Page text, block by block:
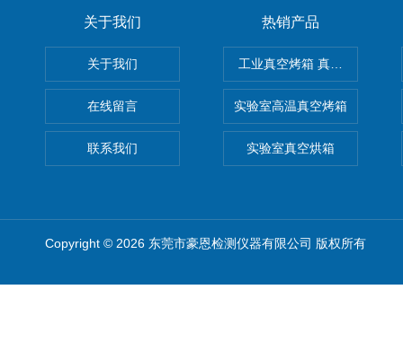
关于我们
关于我们
在线留言
联系我们
热销产品
工业真空烤箱 真空烘箱
实验室高温真空烤箱
实验室真空烘箱
Copyright © 2026 东莞市豪恩检测仪器有限公司 版权所有